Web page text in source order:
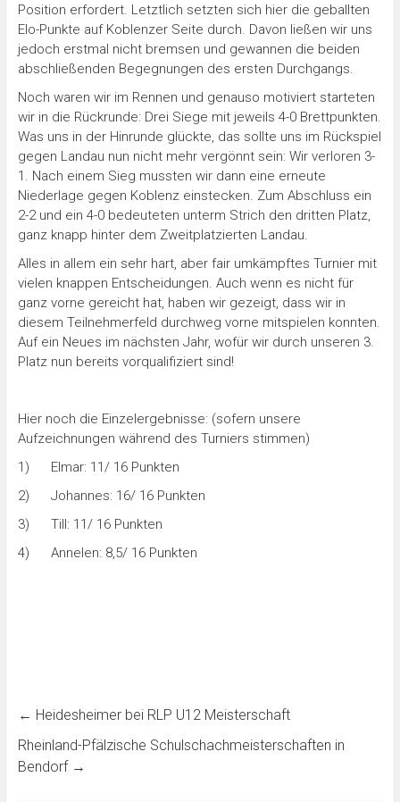
Position erfordert. Letztlich setzten sich hier die geballten
Elo-Punkte auf Koblenzer Seite durch. Davon ließen wir uns
jedoch erstmal nicht bremsen und gewannen die beiden
abschließenden Begegnungen des ersten Durchgangs.
Noch waren wir im Rennen und genauso motiviert starteten
wir in die Rückrunde: Drei Siege mit jeweils 4-0 Brettpunkten.
Was uns in der Hinrunde glückte, das sollte uns im Rückspiel
gegen Landau nun nicht mehr vergönnt sein: Wir verloren 3-
1. Nach einem Sieg mussten wir dann eine erneute
Niederlage gegen Koblenz einstecken. Zum Abschluss ein
2-2 und ein 4-0 bedeuteten unterm Strich den dritten Platz,
ganz knapp hinter dem Zweitplatzierten Landau.
Alles in allem ein sehr hart, aber fair umkämpftes Turnier mit
vielen knappen Entscheidungen. Auch wenn es nicht für
ganz vorne gereicht hat, haben wir gezeigt, dass wir in
diesem Teilnehmerfeld durchweg vorne mitspielen konnten.
Auf ein Neues im nächsten Jahr, wofür wir durch unseren 3.
Platz nun bereits vorqualifiziert sind!
Hier noch die Einzelergebnisse: (sofern unsere
Aufzeichnungen während des Turniers stimmen)
1) Elmar: 11/ 16 Punkten
2) Johannes: 16/ 16 Punkten
3) Till: 11/ 16 Punkten
4) Annelen: 8,5/ 16 Punkten
← Heidesheimer bei RLP U12 Meisterschaft
Rheinland-Pfälzische Schulschachmeisterschaften in
Bendorf →